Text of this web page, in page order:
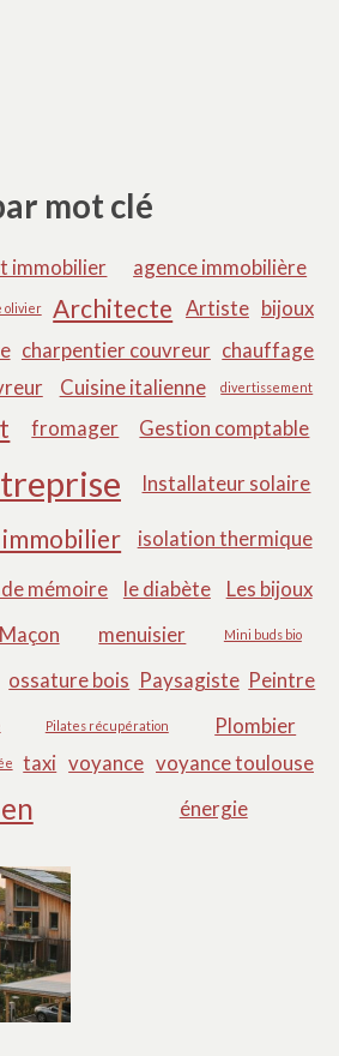
mot clé
immobilier
agence immobilière
olivier Architecte Artiste bijoux
charpentier couvreur chauffage
Cuisine italienne divertissement
fromager Gestion comptable
Installateur solaire
isolation thermique
mémoire le diabète Les bijoux
Maçon menuisier Mini buds bio
ossature bois Paysagiste Peintre
Pilates récupération
Plombier
taxi voyance voyance toulouse
énergie